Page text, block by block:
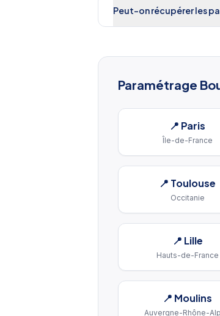
Peut-on récupérer les
Paramétrage
📍 Paris
Île-de-France
📍 Toulouse
Occitanie
📍 Lille
Hauts-de-France
📍 Moulins
Auvergne-Rhône-